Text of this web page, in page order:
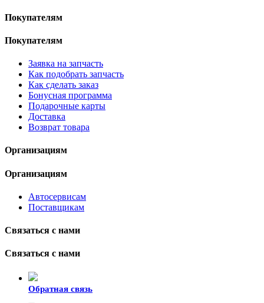
Покупателям
Покупателям
Заявка на запчасть
Как подобрать запчасть
Как сделать заказ
Бонусная программа
Подарочные карты
Доставка
Возврат товара
Организациям
Организациям
Автосервисам
Поставщикам
Связаться с нами
Связаться с нами
Обратная связь